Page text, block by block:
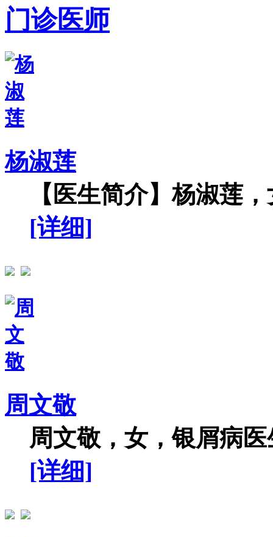
门诊医师
杨淑莲
【医生简介】杨淑莲
[详细]
周文敬
周文敬，女，银屑病
[详细]